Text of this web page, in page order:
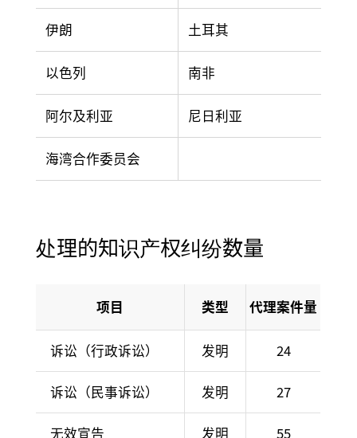
伊朗 土耳其
以色列 南非
阿尔及利亚 尼日利亚
海湾合作委员会
处理的知识产权纠纷数量
项目 类型 代理案件量
诉讼（行政诉讼） 发明 24
诉讼（民事诉讼） 发明 27
无效宣告 发明 55